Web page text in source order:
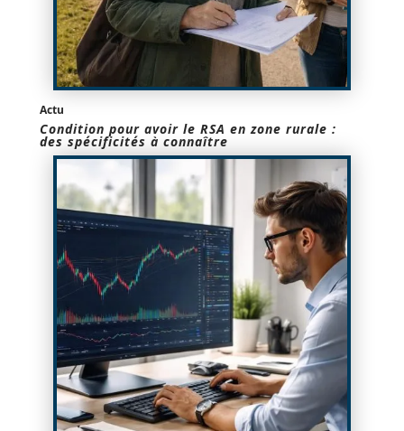
Actu
Condition pour avoir le RSA en zone rurale :
des spécificités à connaître